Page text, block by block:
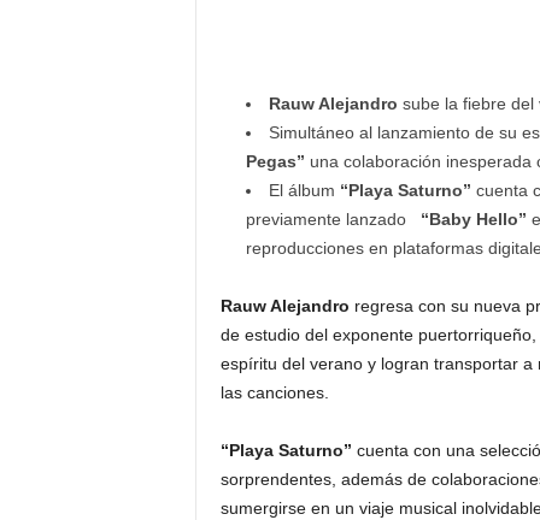
Rauw Alejandro sube la fiebre del
Simultáneo al lanzamiento de su
Pegas” una colaboración inesperada
El álbum “Playa Saturno” cuenta
previamente lanzado “Baby Hello”
reproducciones en plataformas
Rauw Alejandro regresa con su nueva
de estudio del exponente
espíritu del verano y logran transportar
las canciones.
“Playa Saturno” cuenta con una
sorprendentes, además de
sumergirse en un viaje musical